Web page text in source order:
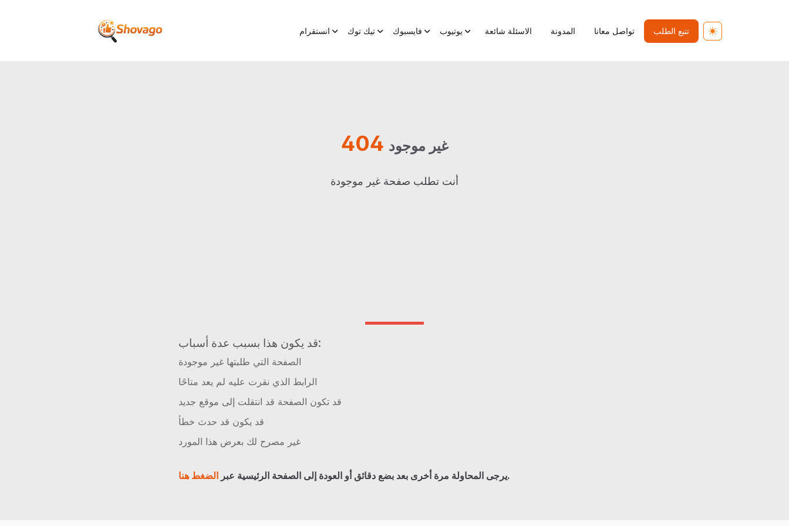
Toggle theme
انستقرام تيك توك فايسبوك يوتيوب الاسئلة شائعة المدونة تواصل معانا تتبع الطلب
404 غير موجود
أنت تطلب صفحة غير موجودة
قد يكون هذا بسبب عدة أسباب:
الصفحة التي طلبتها غير موجودة
الرابط الذي نقرت عليه لم يعد متاحًا
قد تكون الصفحة قد انتقلت إلى موقع جديد
قد يكون قد حدث خطأ
غير مصرح لك بعرض هذا المورد
يرجى المحاولة مرة أخرى بعد بضع دقائق أو العودة إلى الصفحة الرئيسية عبر الضغط هنا .